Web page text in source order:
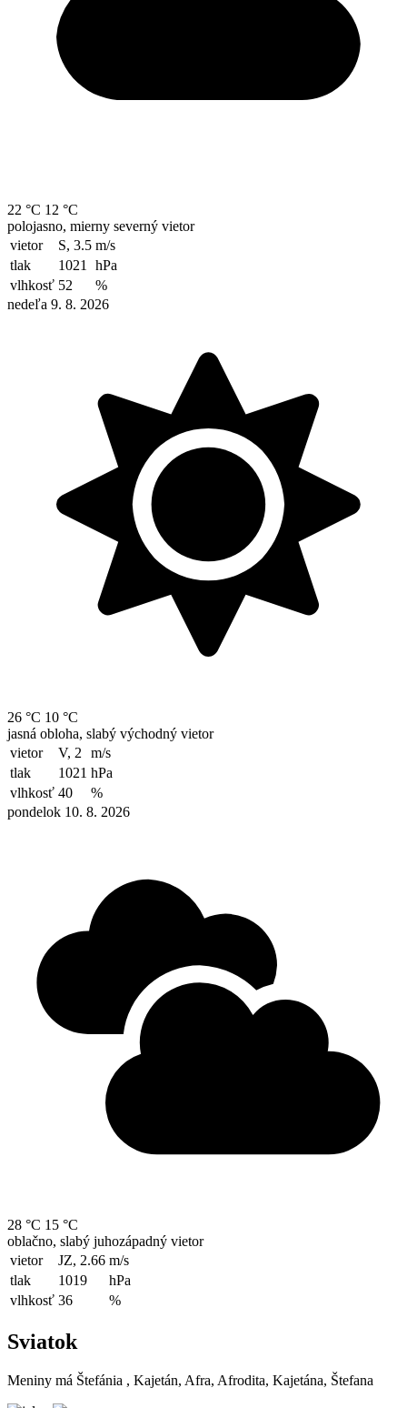
22 °C 12 °C
polojasno, mierny severný vietor
vietor
S, 3.5 m/s
tlak
1021
hPa
vlhkosť 52
%
nedeľa 9. 8. 2026
26 °C 10 °C
jasná obloha, slabý východný vietor
vietor
V, 2
m/s
tlak
1021 hPa
vlhkosť 40
%
pondelok 10. 8. 2026
28 °C 15 °C
oblačno, slabý juhozápadný vietor
vietor
JZ, 2.66 m/s
tlak
1019
hPa
vlhkosť 36 %
Sviatok
Meniny má Štefánia , Kajetán, Afra, Afrodita, Kajetána, Štefana